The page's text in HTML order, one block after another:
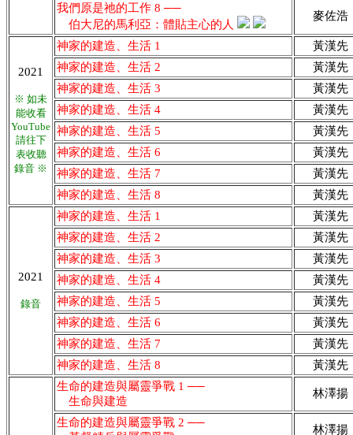
我們原是祂的工作 8 ──
伯大尼的馬利亞：體貼主心的人
麥佐浩
2021
※ 如未
能收看
YouTube
請往下
表收聽
錄音 ※
神家的建造、生活 1
黃漢先
神家的建造、生活 2
黃漢先
神家的建造、生活 3
黃漢先
神家的建造、生活 4
黃漢先
神家的建造、生活 5
黃漢先
神家的建造、生活 6
黃漢先
神家的建造、生活 7
黃漢先
神家的建造、生活 8
黃漢先
2021
錄音
神家的建造、生活 1
黃漢先
神家的建造、生活 2
黃漢先
神家的建造、生活 3
黃漢先
神家的建造、生活 4
黃漢先
神家的建造、生活 5
黃漢先
神家的建造、生活 6
黃漢先
神家的建造、生活 7
黃漢先
神家的建造、生活 8
黃漢先
生命的建造與屬靈爭戰 1 ──
生命與建造
林澤揚
生命的建造與屬靈爭戰 2 ──
林澤揚